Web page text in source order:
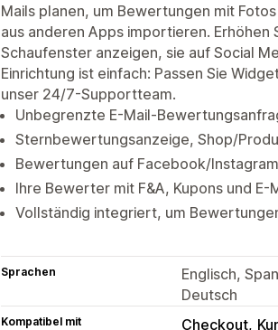
Mails planen, um Bewertungen mit
aus anderen Apps importieren.
Schaufenster anzeigen, sie auf Social
Einrichtung ist einfach: Passen Sie
unser 24/7-Supportteam.
Unbegrenzte E-Mail-
Sternbewertungsanzeige, Shop/
Bewertungen auf Facebook/
Ihre Bewerter mit F&A, Kupons und
Vollständig integriert, um
Sprachen
Englisch,
Deutsch
Kompatibel mit Checkout